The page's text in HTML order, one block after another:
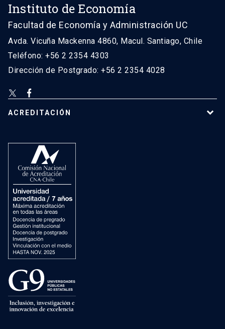
Instituto de Economía
Facultad de Economía y Administración UC
Avda. Vicuña Mackenna 4860, Macul. Santiago, Chile
Teléfono: +56 2 2354 4303
Dirección de Postgrado: +56 2 2354 4028
ACREDITACIÓN